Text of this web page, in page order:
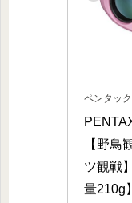
ペンタッ
【野鳥
ツ観戦
量210g